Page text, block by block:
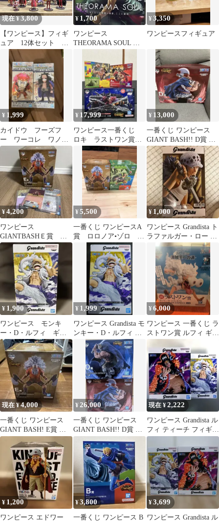
現在 ¥3,800
【ワンピース】フィギ
ュア 12体セット ま
とめ売り
¥ 1,700
ワンピース
THEORAMA SOUL ロ
¥3,350
ワンピースフィギュア
¥ 1,999
カイドウ フーズフ
ー ワーコレ ワノ
国 鬼ヶ島 ワンピー
ス2体セット
¥ 17,999
ワンピース一番くじ
ロキ ラストワン賞、
ルフィA賞、ウソッ
プ B賞 おまけ付き
¥ 13,000
一番くじ ワンピース
GIANT BASH!! D賞 ブ
ロギー
¥4,200
ワンピース
GIANTBASHＥ賞 ス
コッパー・ギャバン
フィギュア
¥5,500
一番くじ ワンピースA
賞 ロロノア•ゾロ E
賞 スコッ パー•ギャ
¥1,000
ワンピース Grandista ト
ラファルガー・ロー フ
ィギュア
¥ 1,900
ワンピース モンキ
ー・D・ルフィ ギア5-
Ⅲ Grandista
¥ 1,999
ワンピース Grandista モ
ンキー・D・ルフィ ギ
ア5 フィギュア
¥6,000
ワンピース 一番くじ ラ
ストワン賞 ルフィ ギア
5 フィギュア
現在 ¥4,000
一番くじ ワンピース
GIANT BASH! E賞 ス
コッパー・ギャバン
¥26,000
一番くじ ワンピース
GIANT BASH!! D賞 セ
ット ドリー ブロギ
現在 ¥2,222
ワンピース Grandista ル
フィ ティーチ フィギュ
ア 2種セット
¥ 1,200
ワンピース エドワー
¥3,800
一番くじ ワンピース B
¥3,699
ワンピース Grandista ル